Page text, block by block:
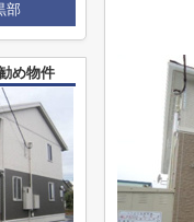
部
め物件